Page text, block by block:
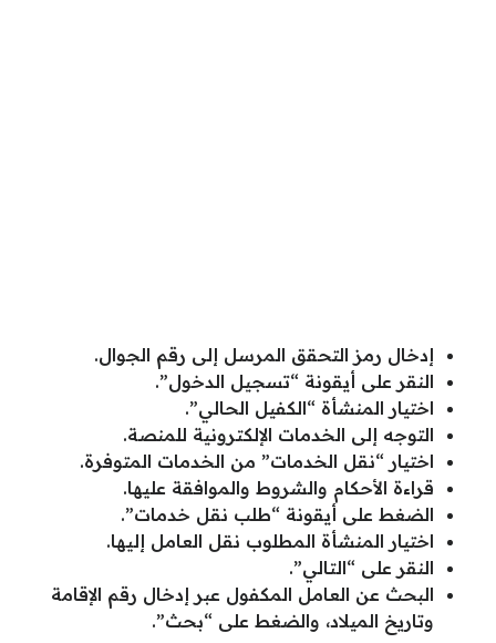
إدخال رمز التحقق المرسل إلى رقم الجوال.
النقر على أيقونة “تسجيل الدخول”.
اختيار المنشأة “الكفيل الحالي”.
التوجه إلى الخدمات الإلكترونية للمنصة.
اختيار “نقل الخدمات” من الخدمات المتوفرة.
قراءة الأحكام والشروط والموافقة عليها.
الضغط على أيقونة “طلب نقل خدمات”.
اختيار المنشأة المطلوب نقل العامل إليها.
النقر على “التالي”.
البحث عن العامل المكفول عبر إدخال رقم الإقامة
وتاريخ الميلاد، والضغط على “بحث”.